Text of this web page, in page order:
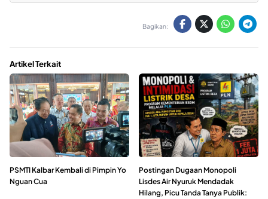
Bagikan:
Artikel Terkait
PSMTI Kalbar Kembali di Pimpin Yo
Nguan Cua
Postingan Dugaan Monopoli
Lisdes Air Nyuruk Mendadak
Hilang, Picu Tanda Tanya Publik: